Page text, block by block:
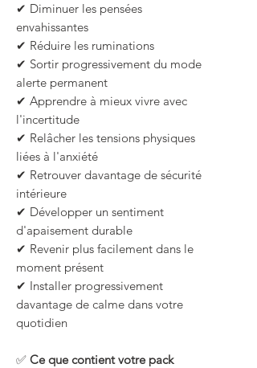
✔ Diminuer les pensées
envahissantes
✔ Réduire les ruminations
✔ Sortir progressivement du mode
alerte permanent
✔ Apprendre à mieux vivre avec
l'incertitude
✔ Relâcher les tensions physiques
liées à l'anxiété
✔ Retrouver davantage de sécurité
intérieure
✔ Développer un sentiment
d'apaisement durable
✔ Revenir plus facilement dans le
moment présent
✔ Installer progressivement
davantage de calme dans votre
quotidien
✅ Ce que contient votre pack